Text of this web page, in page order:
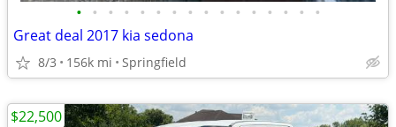
• • • • • • • • • • • • • • • •
Great deal 2017 kia sedona
8/3 156k mi Springfield
$22,500